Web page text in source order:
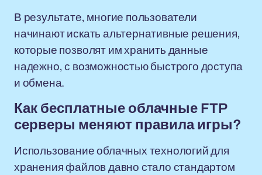
В результате, многие пользователи
начинают искать альтернативные решения,
которые позволят им хранить данные
надежно, с возможностью быстрого доступа
и обмена.
Как бесплатные облачные FTP
серверы меняют правила игры?
Использование облачных технологий для
хранения файлов давно стало стандартом